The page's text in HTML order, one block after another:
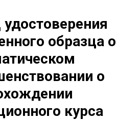
образца о
о
курса